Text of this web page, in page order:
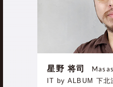
星野 将司
IT by ALBUM 下北